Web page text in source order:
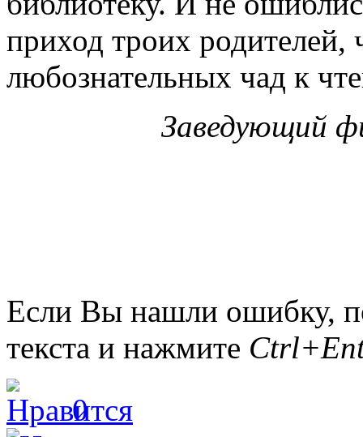
приход троих
любознательных чад к
Заведующий
Если Вы нашли ошибку,
текста и нажмите
0